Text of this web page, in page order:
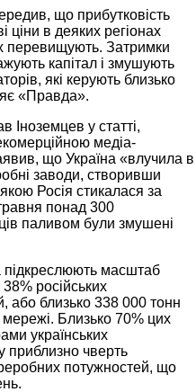
що прибутковість
в деяких регіонах
перевищують. Затримки
капітал і змушують
які керують близько
«Правда».
Іноземцев у статті,
медіа-
що Україна «влучила в
заводи, створивши
Росія стикалася за
понад 300
паливом були змушені
підкреслюють масштаб
російських
або близько 338 000 тонн
Близько 70% цих
українських
приблизно чверть
потужностей, що